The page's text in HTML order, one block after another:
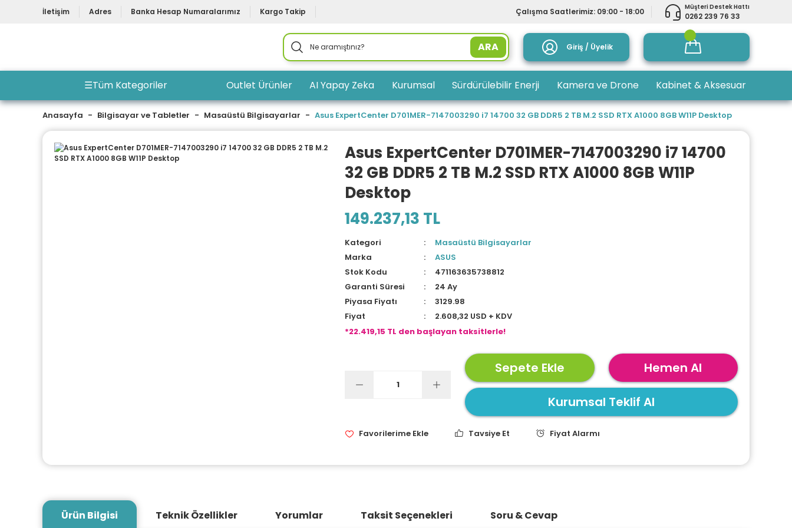
İletişim Adres Banka Hesap Numaralarımız Kargo Takip Çalışma Saatlerimiz: 09:00 - 18:00 Müşteri Destek Hattı
0262 239 76 33
ARA Giriş / Üyelik
☰Tüm Kategoriler Outlet Ürünler AI Yapay Zeka Kurumsal Sürdürülebilir Enerji Kamera ve Drone Kabinet & Aksesuar
Anasayfa Bilgisayar ve Tabletler Masaüstü Bilgisayarlar Asus ExpertCenter D701MER-7147003290 i7 14700 32 GB DDR5 2 TB M.2 SSD RTX A1000 8GB W11P Desktop
Asus ExpertCenter D701MER-7147003290 i7 14700
32 GB DDR5 2 TB M.2 SSD RTX A1000 8GB W11P
Desktop
149.237,13 TL
Kategori
Masaüstü Bilgisayarlar
Marka
ASUS
Stok Kodu
471163635738812
Garanti Süresi
24 Ay
Piyasa Fiyatı
3129.98
Fiyat
2.608,32 USD + KDV
*22.419,15 TL den başlayan taksitlerle!
Sepete Ekle Hemen Al
Kurumsal Teklif Al
Tavsiye Et Fiyat Alarmı
Ürün Bilgisi Teknik Özellikler Yorumlar Taksit Seçenekleri Soru & Cevap